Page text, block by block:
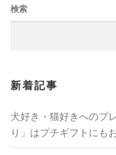
検索
新着記事
犬好き・猫好きへのプ
り」はプチギフトにも